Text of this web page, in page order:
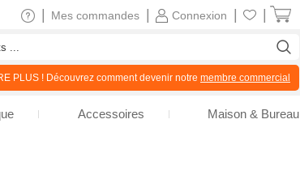
Connexion
Mes commandes
PLUS ! Découvrez comment devenir notre membre commercial
Accessoires Maison & Bureau